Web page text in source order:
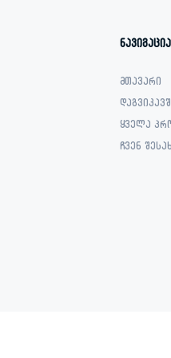
ნავიგაცია
მთავარი
ყველა
ჩვენ